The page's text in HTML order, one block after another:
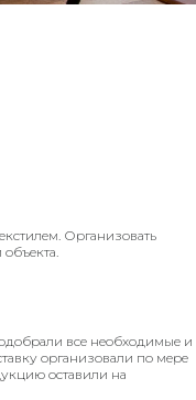
Организовать
все необходимые и
организовали по мере
оставили на